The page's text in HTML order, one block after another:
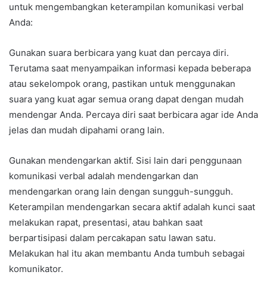
untuk mengembangkan keterampilan komunikasi verbal
Anda:
Gunakan suara berbicara yang kuat dan percaya diri.
Terutama saat menyampaikan informasi kepada beberapa
atau sekelompok orang, pastikan untuk menggunakan
suara yang kuat agar semua orang dapat dengan mudah
mendengar Anda. Percaya diri saat berbicara agar ide Anda
jelas dan mudah dipahami orang lain.
Gunakan mendengarkan aktif. Sisi lain dari penggunaan
komunikasi verbal adalah mendengarkan dan
mendengarkan orang lain dengan sungguh-sungguh.
Keterampilan mendengarkan secara aktif adalah kunci saat
melakukan rapat, presentasi, atau bahkan saat
berpartisipasi dalam percakapan satu lawan satu.
Melakukan hal itu akan membantu Anda tumbuh sebagai
komunikator.